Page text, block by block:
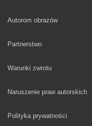
Autorom obrazów
Partnerstwo
Warunki zwrotu
Naruszenie praw autorskich
Polityka prywatności